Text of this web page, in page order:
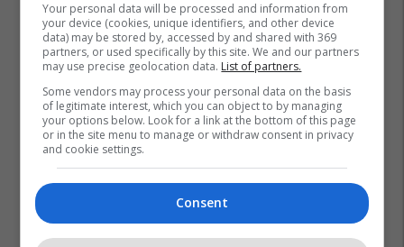
Your personal data will be processed and information from
your device (cookies, unique identifiers, and other device
data) may be stored by, accessed by and shared with 369
partners, or used specifically by this site. We and our partners
may use precise geolocation data. List of partners.
Some vendors may process your personal data on the basis
of legitimate interest, which you can object to by managing
your options below. Look for a link at the bottom of this page
or in the site menu to manage or withdraw consent in privacy
and cookie settings.
Consent